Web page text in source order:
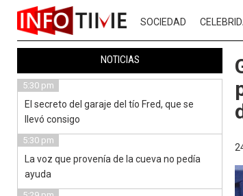
SOCIEDAD
NOTICIAS
5:30 pm
El secreto del garaje del tío Fred, que se
llevó consigo
5:30 pm
La voz que provenía de la cueva no pedía
ayuda